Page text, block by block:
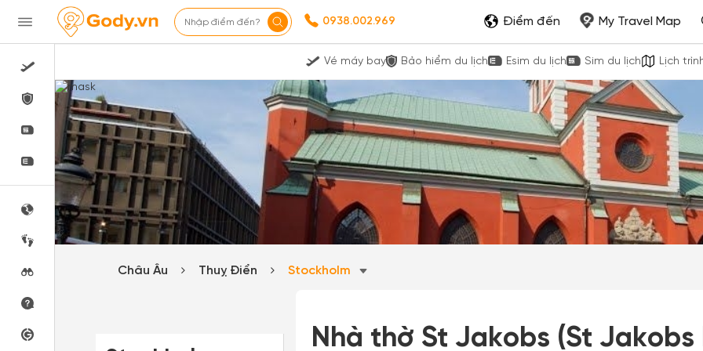
Nhập điểm đến? 0938.002.969 Điểm đến My Travel Map
Vé máy bay Bảo hiểm du lịch Esim du lịch Sim du lịch Lịch
Châu Âu Thuỵ Điển Stockholm
Nhà thờ St Jakobs (St Jakobs